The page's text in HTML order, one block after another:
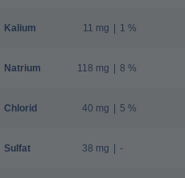
Kalium
Natrium
Chlorid
Sulfat
11 mg | 1 %
118 mg | 8 %
40 mg | 5 %
38 mg | -